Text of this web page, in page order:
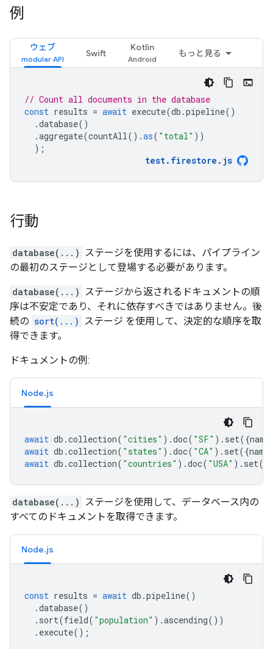
例
ウェブ
Swift
Kotlin
もっと見る
// Count all documents in the database
const results = await execute(db .pipeline()
.database()
.aggregate(countAll().as( "total" ))
);
test. firestore . js
行動
database(...) ステージを使用するには、パイプライン
の最初のステージとして登場する必要があります。
database(...) ステージから返されるドキュメントの順
序は不安定であり、それに依存すべきではありません。後
続の sort(...) ステージ を使用して、決定的な順序を取
得できます。
ドキュメントの例:
Node.js
await db .collection( "cities" ).doc( "SF" ). set({name
await db .collection( "states" ).doc( "CA" ). set({name
await db .collection( "countries" ).doc( "USA" ). set({
database(...) ステージを使用して、データベース内の
すべてのドキュメントを取得できます。
Node.js
const results = await db .pipeline()
.database()
. sort(field( "population" ).ascending())
. execute();